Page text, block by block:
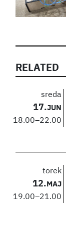
RELATED
sreda
17.JUN
18.00–22.00
torek
12. MAJ
19.00–21.00